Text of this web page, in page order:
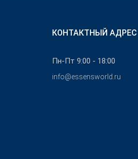
КОНТАКТНЫЙ АДРЕС
Пн-Пт 9:00 - 18:00
info@essensworld.ru